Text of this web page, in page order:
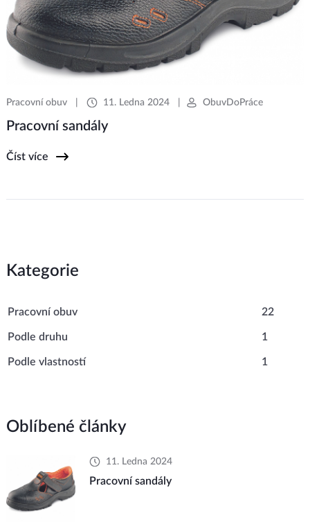
Pracovní obuv| 11. Ledna 2024| ObuvDoPráce
Pracovní sandály
Číst více
Kategorie
Pracovní obuv 22
Podle druhu 1
Podle vlastností 1
Oblíbené články
11. Ledna 2024
Pracovní sandály